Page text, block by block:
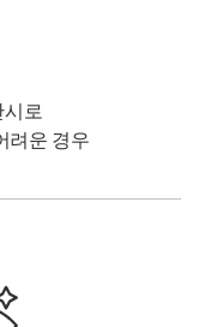
시로
려운 경우